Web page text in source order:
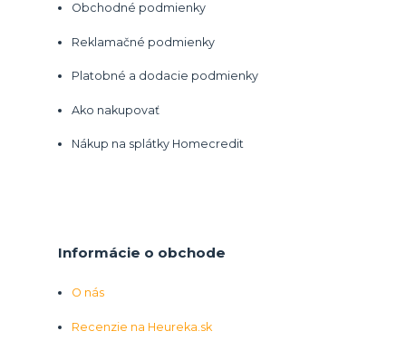
Obchodné podmienky
Reklamačné podmienky
Platobné a dodacie podmienky
Ako nakupovať
Nákup na splátky Homecredit
Informácie o obchode
O nás
Recenzie na Heureka.sk